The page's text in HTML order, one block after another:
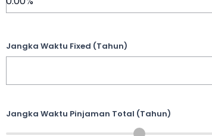
Jangka Waktu Fixed (Tahun)
Jangka Waktu Pinjaman Total (Tahun)